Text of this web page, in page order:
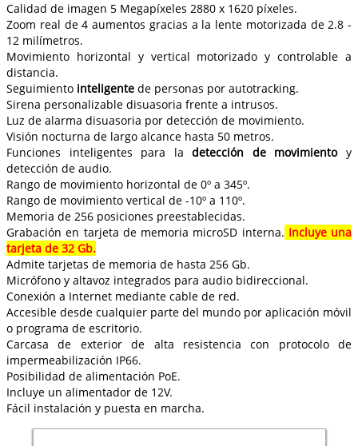
Calidad de imagen 5 Megapíxeles 2880 x 1620 píxeles.
Zoom real de 4 aumentos gracias a la lente motorizada de 2.8 -
12 milímetros.
Movimiento horizontal y vertical motorizado y controlable a
distancia.
Seguimiento inteligente de personas por autotracking.
Sirena personalizable disuasoria frente a intrusos.
Luz de alarma disuasoria por detección de movimiento.
Visión nocturna de largo alcance hasta 50 metros.
Funciones inteligentes para ladetección de movimientoy
detección de audio.
Rango de movimiento horizontal de 0º a 345º.
Rango de movimiento vertical de -10º a 110º.
Memoria de 256 posiciones preestablecidas.
Grabación en tarjeta de memoria microSD interna. Incluye una
tarjeta de 32 Gb.
Admite tarjetas de memoria de hasta 256 Gb.
Micrófono y altavoz integrados para audio bidireccional.
Conexión a Internet mediante cable de red.
Accesible desde cualquier parte del mundo por aplicación móvil
o programa de escritorio.
Carcasa de exterior de alta resistencia con protocolo de
impermeabilización IP66.
Posibilidad de alimentación PoE.
Incluye un alimentador de 12V.
Fácil instalación y puesta en marcha.